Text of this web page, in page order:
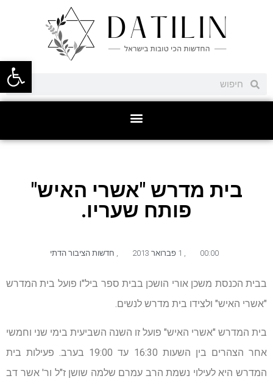
פתח
בית מדרש "אשרי האיש"
פותח שעריו.
00:00
,
, חדשות הציבור הדתי
בבית הכנסת משכן אורי הושכן בבית ספר ביל"ו פועל בית המדרש
"אשרי האיש" ולצידו בית מדרש לנשים.
בית המדרש "אשרי האיש" פועל זו השנה השביעית בימי שני וחמשי
אחר הצהרים בין השעות 16:30 עד 19:00 בערב. פעילות בית
המדרש היא לעילוי נשמת הרב עמרם שלמה שושן ז"ל ור' אשר דב